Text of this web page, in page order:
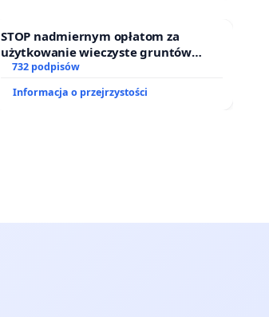
STOP nadmiernym opłatom za
użytkowanie wieczyste gruntów
zajmowanych przez rodzinne ogrody
732 podpisów
Informacja o przejrzystości